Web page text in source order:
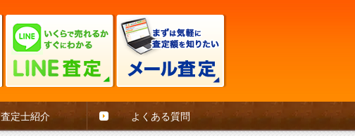
査定士紹介 よくある質問